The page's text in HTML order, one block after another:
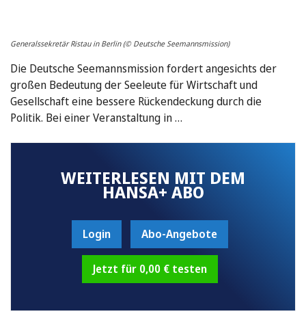
Generalssekretär Ristau in Berlin (© Deutsche Seemannsmission)
Die Deutsche Seemannsmission fordert angesichts der
großen Bedeutung der Seeleute für Wirtschaft und
Gesellschaft eine bessere Rückendeckung durch die
Politik. Bei einer Veranstaltung in …
WEITERLESEN MIT DEM
HANSA+ ABO
Login Abo-Angebote
Jetzt für 0,00 € testen